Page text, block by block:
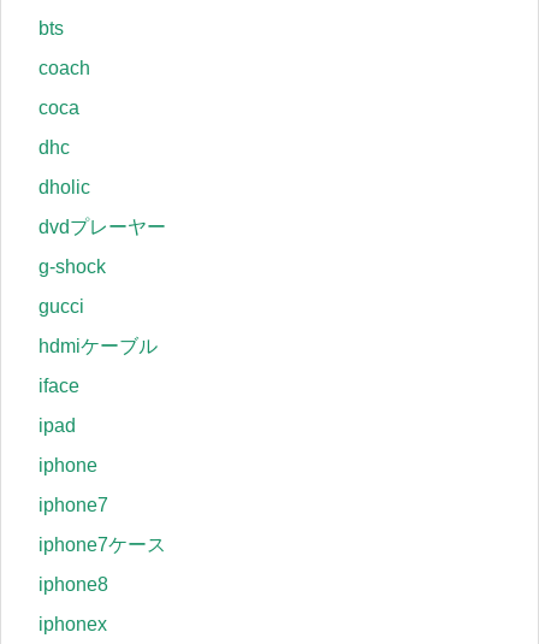
bts
coach
coca
dhc
dholic
dvdプレーヤー
g-shock
gucci
hdmiケーブル
iface
ipad
iphone
iphone7
iphone7ケース
iphone8
iphonex